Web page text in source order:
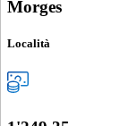
Morges
Località